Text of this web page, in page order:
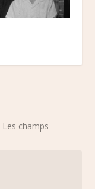
Les champs